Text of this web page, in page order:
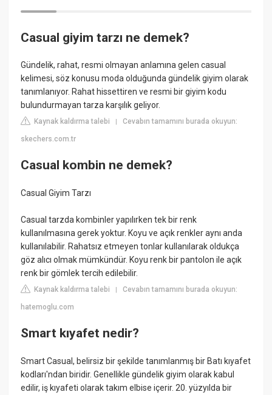
Casual giyim tarzı ne demek?
Gündelik, rahat, resmi olmayan anlamına gelen casual
kelimesi, söz konusu moda olduğunda gündelik giyim olarak
tanımlanıyor. Rahat hissettiren ve resmi bir giyim kodu
bulundurmayan tarza karşılık geliyor.
Kaynak kaldırma talebi |Cevabın tamamını burada okuyun:
skechers.com.tr
Casual kombin ne demek?
Casual Giyim Tarzı
Casual tarzda kombinler yapılırken tek bir renk
kullanılmasına gerek yoktur. Koyu ve açık renkler aynı anda
kullanılabilir. Rahatsız etmeyen tonlar kullanılarak oldukça
göz alıcı olmak mümkündür. Koyu renk bir pantolon ile açık
renk bir gömlek tercih edilebilir.
Kaynak kaldırma talebi |Cevabın tamamını burada okuyun:
hatemoglu.com
Smart kıyafet nedir?
Smart Casual, belirsiz bir şekilde tanımlanmış bir Batı kıyafet
kodları'ndan biridir. Genellikle gündelik giyim olarak kabul
edilir, iş kıyafeti olarak takım elbise içerir. 20. yüzyılda bir